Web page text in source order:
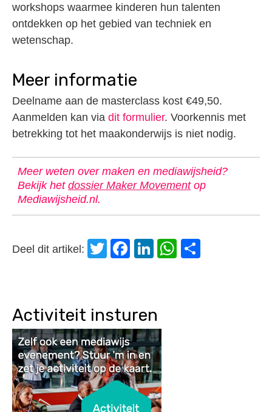
workshops waarmee kinderen hun talenten
ontdekken op het gebied van techniek en
wetenschap.
Meer informatie
Deelname aan de masterclass kost €49,50.
Aanmelden kan via dit formulier. Voorkennis met
betrekking tot het maakonderwijs is niet nodig.
Meer weten over maken en mediawijsheid?
Bekijk het dossier Maker Movementop
Mediawijsheid.nl.
Deel dit artikel: Twitter
Facebook
LinkedIn
WhatsApp
Activiteit insturen